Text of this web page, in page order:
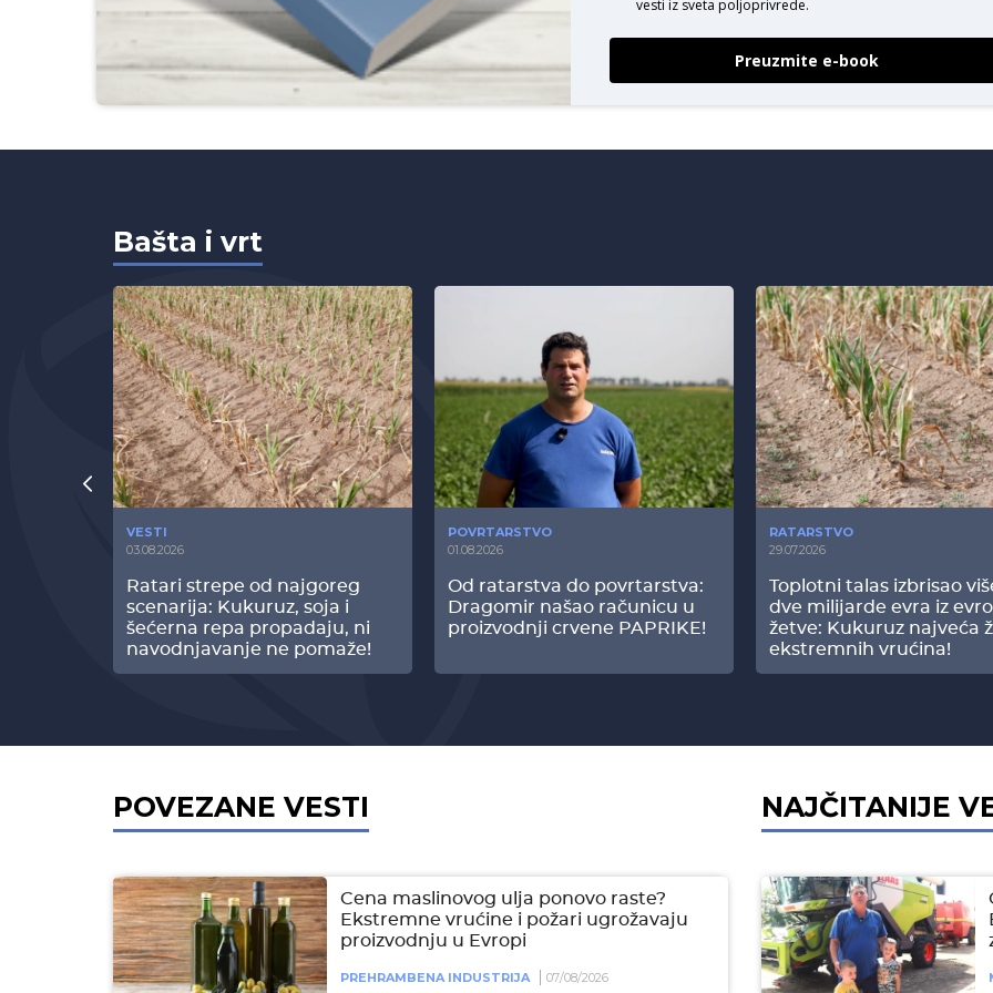
vesti iz sveta poljoprivrede.
Preuzmite e-book
Bašta i vrt
VESTI
03.08.2026
Ratari strepe od najgoreg
scenarija: Kukuruz, soja i
šećerna repa propadaju, ni
navodnjavanje ne pomaže!
POVRTARSTVO
01.08.2026
Od ratarstva do povrtarstva:
Dragomir našao računicu u
proizvodnji crvene PAPRIKE!
RATARSTVO
29.07.2026
Toplotni talas izbrisao
dve milijarde evra iz
žetve: Kukuruz najveća
ekstremnih vrućina!
POVEZANE VESTI
Cena maslinovog ulja ponovo raste?
Ekstremne vrućine i požari ugrožavaju
proizvodnju u Evropi
PREHRAMBENA INDUSTRIJA 07/08/2026
NAJČITANIJE